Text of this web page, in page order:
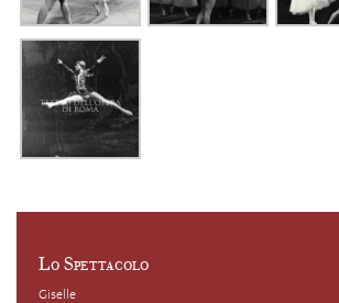
Lo Spettacolo
Giselle